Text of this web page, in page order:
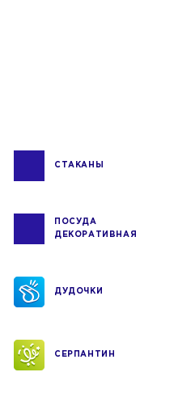
СТАКАНЫ
ПОСУДА
ДЕКОРАТИВНАЯ
ДУДОЧКИ
СЕРПАНТИН